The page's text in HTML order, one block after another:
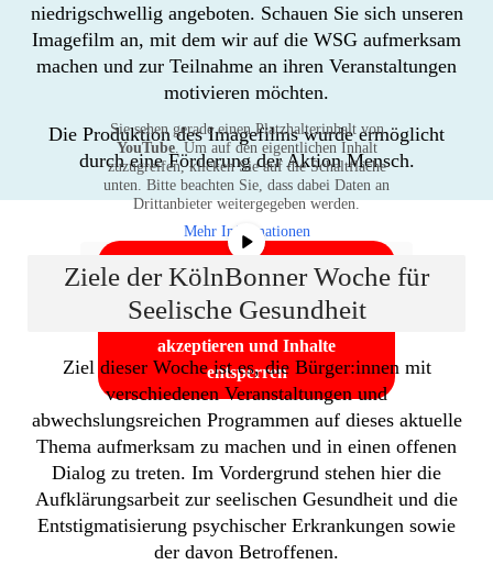
niedrigschwellig angeboten. Schauen Sie sich unseren
Imagefilm an, mit dem wir auf die WSG aufmerksam
machen und zur Teilnahme an ihren Veranstaltungen
motivieren möchten.
Die Produktion des Imagefilms wurde ermöglicht
durch eine Förderung der Aktion Mensch.
Sie sehen gerade einen Platzhalterinhalt von
YouTube. Um auf den eigentlichen Inhalt
zuzugreifen, klicken Sie auf die Schaltfläche
unten. Bitte beachten Sie, dass dabei Daten an
Drittanbieter weitergegeben werden.
Mehr Informationen
Inhalt entsperren
Erforderlichen Service
akzeptieren und Inhalte
entsperren
Ziele der KölnBonner Woche für
Seelische Gesundheit
Ziel dieser Woche ist es, die Bürger:innen mit
verschiedenen Veranstaltungen und
abwechslungsreichen Programmen auf dieses aktuelle
Thema aufmerksam zu machen und in einen offenen
Dialog zu treten. Im Vordergrund stehen hier die
Aufklärungsarbeit zur seelischen Gesundheit und die
Entstigmatisierung psychischer Erkrankungen sowie
der davon Betroffenen.